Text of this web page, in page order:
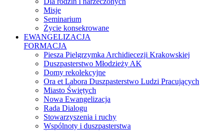
Misje
Seminarium
Życie konsekrowane
EWANGELIZACJA
FORMACJA
Piesza Pielgrzymka Archidiecezji Krakowskiej
Duszpasterstwo Młodzieży AK
Domy rekolekcyjne
Ora et Labora Duszpasterstwo Ludzi Pracujących
Miasto Świętych
Nowa Ewangelizacja
Rada Dialogu
Stowarzyszenia i ruchy
Wspólnoty i duszpasterstwa